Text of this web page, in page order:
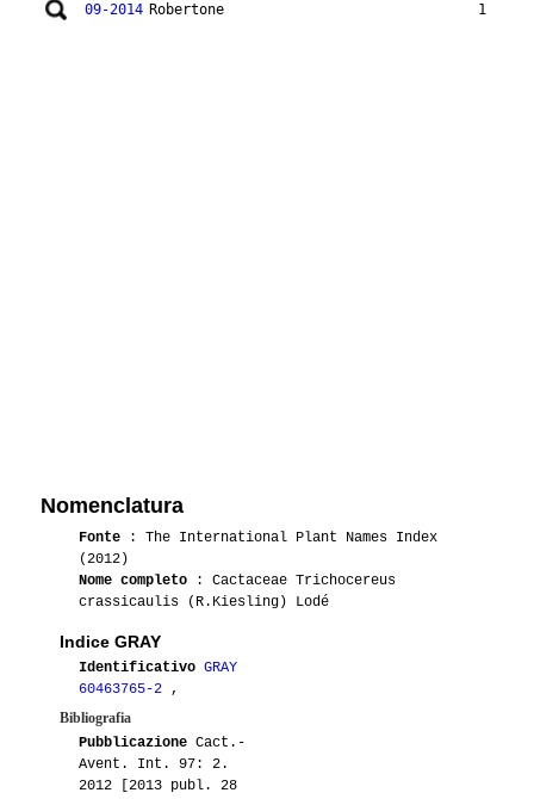
09-2014 Robertone 1
Nomenclatura
Fonte : The International Plant Names Index
(2012)
Nome completo : Cactaceae Trichocereus
crassicaulis (R.Kiesling) Lodé
Indice GRAY
Identificativo GRAY
60463765-2 ,
Bibliografia
Pubblicazione Cact.-
Avent. Int. 97: 2.
2012 [2013 publ. 28